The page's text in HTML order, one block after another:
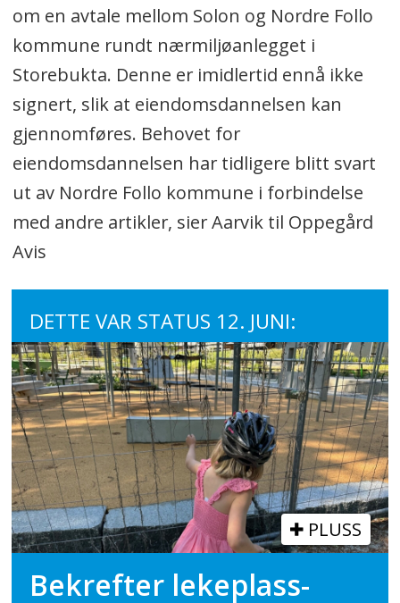
om en avtale mellom Solon og Nordre Follo
kommune rundt nærmiljøanlegget i
Storebukta. Denne er imidlertid ennå ikke
signert, slik at eiendomsdannelsen kan
gjennomføres. Behovet for
eiendomsdannelsen har tidligere blitt svart
ut av Nordre Follo kommune i forbindelse
med andre artikler, sier Aarvik til Oppegård
Avis
DETTE VAR STATUS 12. JUNI:
PLUSS
Bekrefter lekeplass-